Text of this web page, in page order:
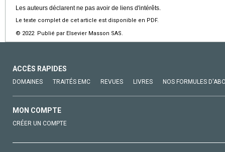
Les auteurs déclarent ne pas avoir de liens d'intérêts.
Le texte complet de cet article est disponible en PDF.
© 2022 Publié par Elsevier Masson SAS.
ACCÈS RAPIDES
DOMAINES TRAITÉS EMC REVUES LIVRES NOS FORMULES
MON COMPTE
CRÉER UN COMPTE